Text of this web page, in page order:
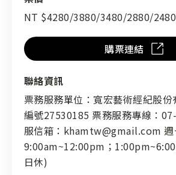
NT $4280/3880/3480/2880/
購票連結
聯絡資訊
票務服務單位：寬宏藝術經紀股
編號27530185 票務服務專線：
服信箱：khamtw@gmail.com 週
9:00am~12:00pm；
日休)